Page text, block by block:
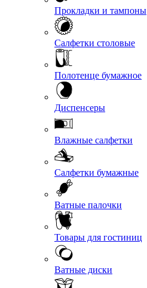
Прокладки и тампоны
Салфетки столовые
Полотенце бумажное
Диспенсеры
Влажные салфетки
Салфетки бумажные
Ватные палочки
Товары для гостиниц
Ватные диски